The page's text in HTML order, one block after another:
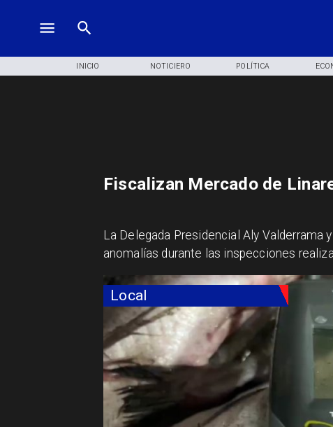
INICIO NOTICIERO POLÍTICA
Local
Fiscalizan Mercado de
La Delegada Presidencial Aly Valderrama
anomalías durante las inspecciones